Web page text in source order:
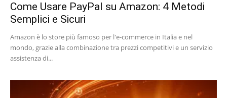
Come Usare PayPal su Amazon: 4 Metodi
Semplici e Sicuri
Amazon è lo store più famoso per l'e-commerce in Italia e nel
mondo, grazie alla combinazione tra prezzi competitivi e un servizio
assistenza di...